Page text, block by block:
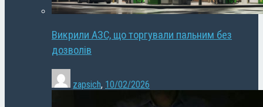
Викрили АЗС, що торгували пальним без
дозволів
zapsich, 10/02/2026